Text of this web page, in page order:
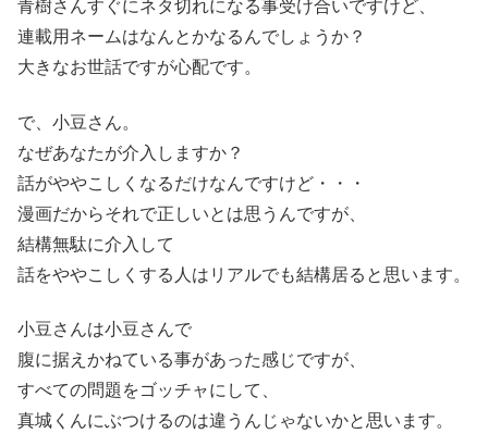
青樹さんすぐにネタ切れになる事受け合いですけど、
連載用ネームはなんとかなるんでしょうか？
大きなお世話ですが心配です。
で、小豆さん。
なぜあなたが介入しますか？
話がややこしくなるだけなんですけど・・・
漫画だからそれで正しいとは思うんですが、
結構無駄に介入して
話をややこしくする人はリアルでも結構居ると思います。
小豆さんは小豆さんで
腹に据えかねている事があった感じですが、
すべての問題をゴッチャにして、
真城くんにぶつけるのは違うんじゃないかと思います。